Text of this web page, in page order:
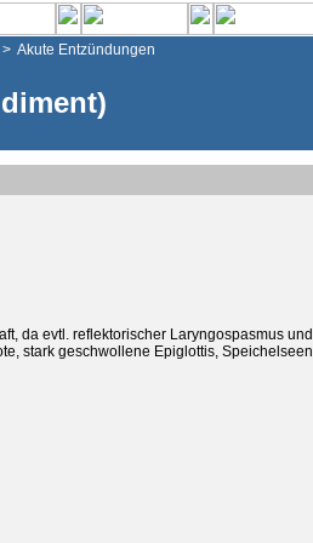
> Akute Entzündungen
da evtl. reflektorischer Laryngospasmus und
stark geschwollene Epiglottis, Speichelseen